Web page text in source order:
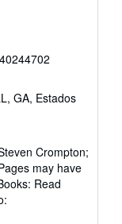
GA, Estados
Crompton;
may have
Read